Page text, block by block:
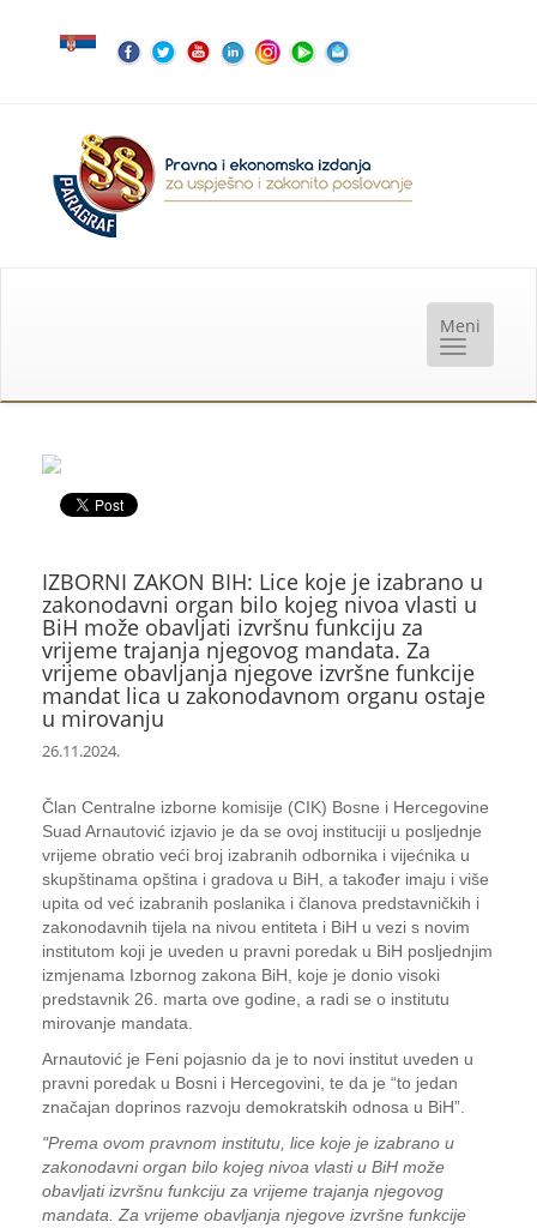
IZBORNI ZAKON BIH: Lice koje je izabrano u
zakonodavni organ bilo kojeg nivoa vlasti u
BiH može obavljati izvršnu funkciju za
vrijeme trajanja njegovog mandata. Za
vrijeme obavljanja njegove izvršne funkcije
mandat lica u zakonodavnom organu ostaje
u mirovanju
26.11.2024.
Član Centralne izborne komisije (CIK) Bosne i Hercegovine
Suad Arnautović izjavio je da se ovoj instituciji u posljednje
vrijeme obratio veći broj izabranih odbornika i vijećnika u
skupštinama opština i gradova u BiH, a također imaju i više
upita od već izabranih poslanika i članova predstavničkih i
zakonodavnih tijela na nivou entiteta i BiH u vezi s novim
institutom koji je uveden u pravni poredak u BiH posljednjim
izmjenama Izbornog zakona BiH, koje je donio visoki
predstavnik 26. marta ove godine, a radi se o institutu
mirovanje mandata.
Arnautović je Feni pojasnio da je to novi institut uveden u
pravni poredak u Bosni i Hercegovini, te da je “to jedan
značajan doprinos razvoju demokratskih odnosa u BiH”.
"Prema ovom pravnom institutu, lice koje je izabrano u
zakonodavni organ bilo kojeg nivoa vlasti u BiH može
obavljati izvršnu funkciju za vrijeme trajanja njegovog
mandata. Za vrijeme obavljanja njegove izvršne funkcije